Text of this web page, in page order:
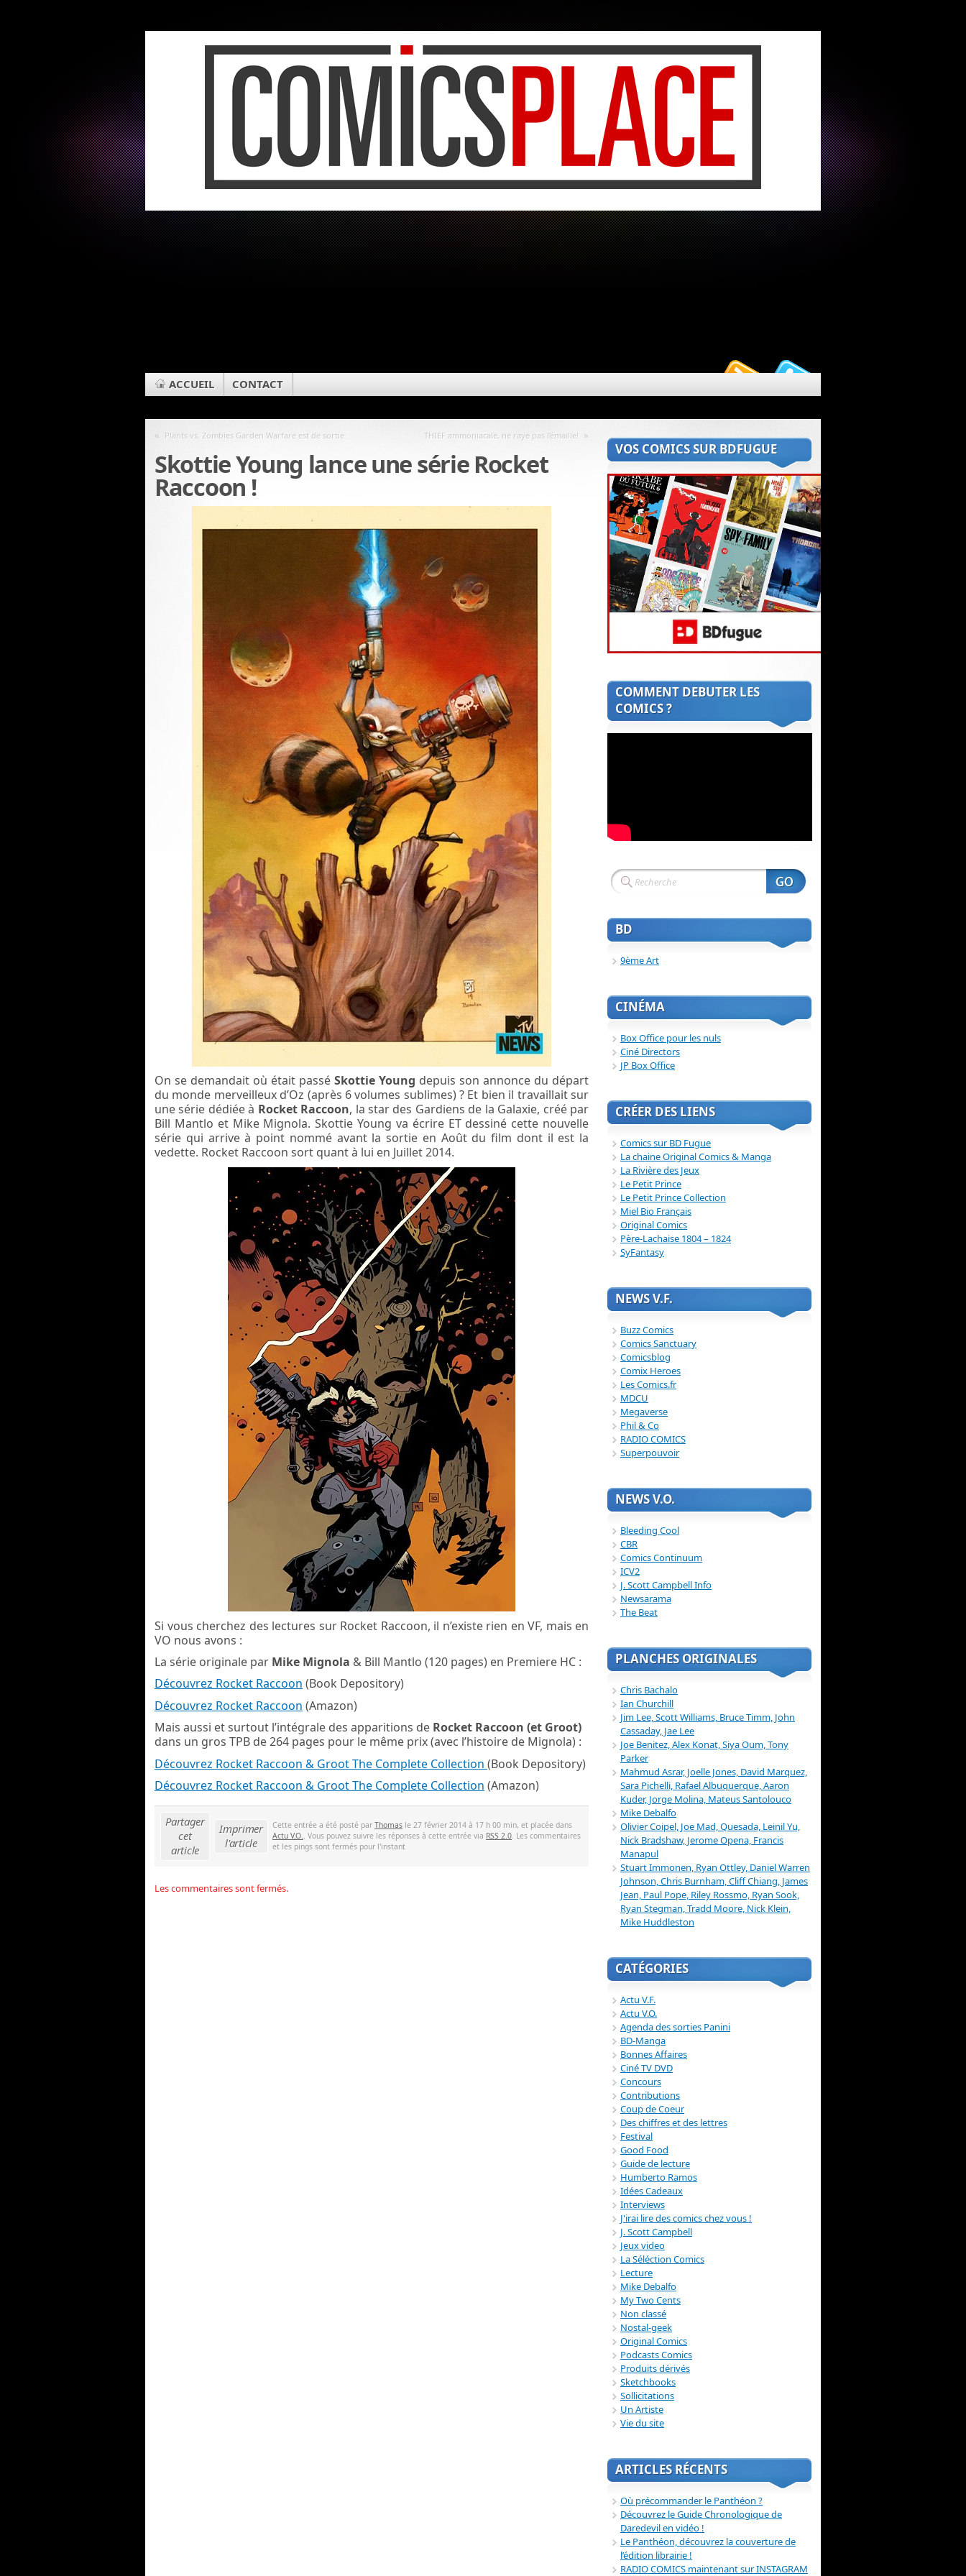
ACCUEIL CONTACT
« Plants vs. Zombies Garden Warfare est de sortie THIEF ammoniacale, ne raye pas l’émaille! »
Skottie Young lance une série Rocket
Raccoon !
On se demandait où était passé Skottie Young depuis son annonce du départ
du monde merveilleux d’Oz (après 6 volumes sublimes) ? Et bien il travaillait sur
une série dédiée à Rocket Raccoon, la star des Gardiens de la Galaxie, créé par
Bill Mantlo et Mike Mignola. Skottie Young va écrire ET dessiné cette nouvelle
série qui arrive à point nommé avant la sortie en Août du film dont il est la
vedette. Rocket Raccoon sort quant à lui en Juillet 2014.
Si vous cherchez des lectures sur Rocket Raccoon, il n’existe rien en VF, mais en
VO nous avons :
La série originale par Mike Mignola & Bill Mantlo (120 pages) en Premiere HC :
Découvrez Rocket Raccoon (Book Depository)
Découvrez Rocket Raccoon (Amazon)
Mais aussi et surtout l’intégrale des apparitions de Rocket Raccoon (et Groot)
dans un gros TPB de 264 pages pour le même prix (avec l’histoire de Mignola) :
Découvrez Rocket Raccoon & Groot The Complete Collection (Book Depository)
Découvrez Rocket Raccoon & Groot The Complete Collection (Amazon)
Partager
cet
article
Imprimer
l'article
Cette entrée a été posté par Thomas le 27 février 2014 à 17 h 00 min, et placée dans
Actu V.O.. Vous pouvez suivre les réponses à cette entrée via RSS 2.0. Les commentaires
et les pings sont fermés pour l'instant
Les commentaires sont fermés.
VOS COMICS SUR BDFUGUE
COMMENT DEBUTER LES
COMICS ?
BD
9ème Art
CINÉMA
Box Office pour les nuls
Ciné Directors
JP Box Office
CRÉER DES LIENS
Comics sur BD Fugue
La chaine Original Comics & Manga
La Rivière des Jeux
Le Petit Prince
Le Petit Prince Collection
Miel Bio Français
Original Comics
Père-Lachaise 1804 – 1824
SyFantasy
NEWS V.F.
Buzz Comics
Comics Sanctuary
Comicsblog
Comix Heroes
Les Comics.fr
MDCU
Megaverse
Phil & Co
RADIO COMICS
Superpouvoir
NEWS V.O.
Bleeding Cool
CBR
Comics Continuum
ICV2
J. Scott Campbell Info
Newsarama
The Beat
PLANCHES ORIGINALES
Chris Bachalo
Ian Churchill
Jim Lee, Scott Williams, Bruce Timm, John
Cassaday, Jae Lee
Joe Benitez, Alex Konat, Siya Oum, Tony
Parker
Mahmud Asrar, Joelle Jones, David Marquez,
Sara Pichelli, Rafael Albuquerque, Aaron
Kuder, Jorge Molina, Mateus Santolouco
Mike Debalfo
Olivier Coipel, Joe Mad, Quesada, Leinil Yu,
Nick Bradshaw, Jerome Opena, Francis
Manapul
Stuart Immonen, Ryan Ottley, Daniel Warren
Johnson, Chris Burnham, Cliff Chiang, James
Jean, Paul Pope, Riley Rossmo, Ryan Sook,
Ryan Stegman, Tradd Moore, Nick Klein,
Mike Huddleston
CATÉGORIES
Actu V.F.
Actu V.O.
Agenda des sorties Panini
BD-Manga
Bonnes Affaires
Ciné TV DVD
Concours
Contributions
Coup de Coeur
Des chiffres et des lettres
Festival
Good Food
Guide de lecture
Humberto Ramos
Idées Cadeaux
Interviews
J'irai lire des comics chez vous !
J. Scott Campbell
Jeux video
La Séléction Comics
Lecture
Mike Debalfo
My Two Cents
Non classé
Nostal-geek
Original Comics
Podcasts Comics
Produits dérivés
Sketchbooks
Sollicitations
Un Artiste
Vie du site
ARTICLES RÉCENTS
Où précommander le Panthéon ?
Découvrez le Guide Chronologique de
Daredevil en vidéo !
Le Panthéon, découvrez la couverture de
l’édition librairie !
RADIO COMICS maintenant sur INSTAGRAM